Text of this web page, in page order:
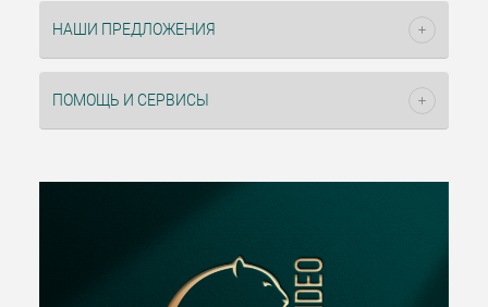
НАШИ ПРЕДЛОЖЕНИЯ
ПОМОЩЬ И СЕРВИСЫ